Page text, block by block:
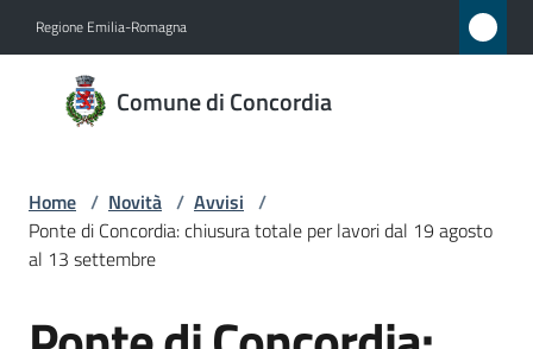
Regione Emilia-Romagna
Comune di Concordia
Comune
di
Amministrazione
Novità
Home / Novità / Avvisi /
Ponte di Concordia: chiusura totale per lavori dal 19 agosto
al 13 settembre
Salta al contenuto